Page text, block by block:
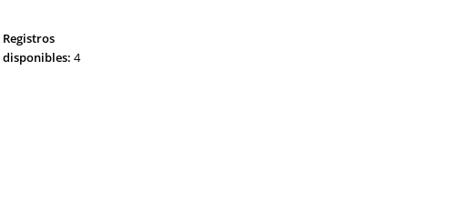
Registros
disponibles: 4